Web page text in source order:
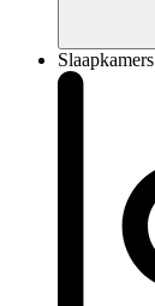
Slaapkamers